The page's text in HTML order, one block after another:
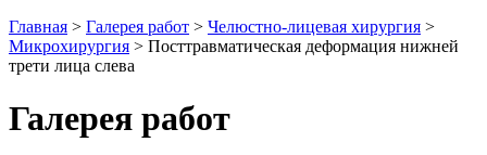
Главная > Галерея работ > Челюстно-лицевая хирургия >
Микрохирургия > Посттравматическая деформация нижней
трети лица слева
Галерея работ